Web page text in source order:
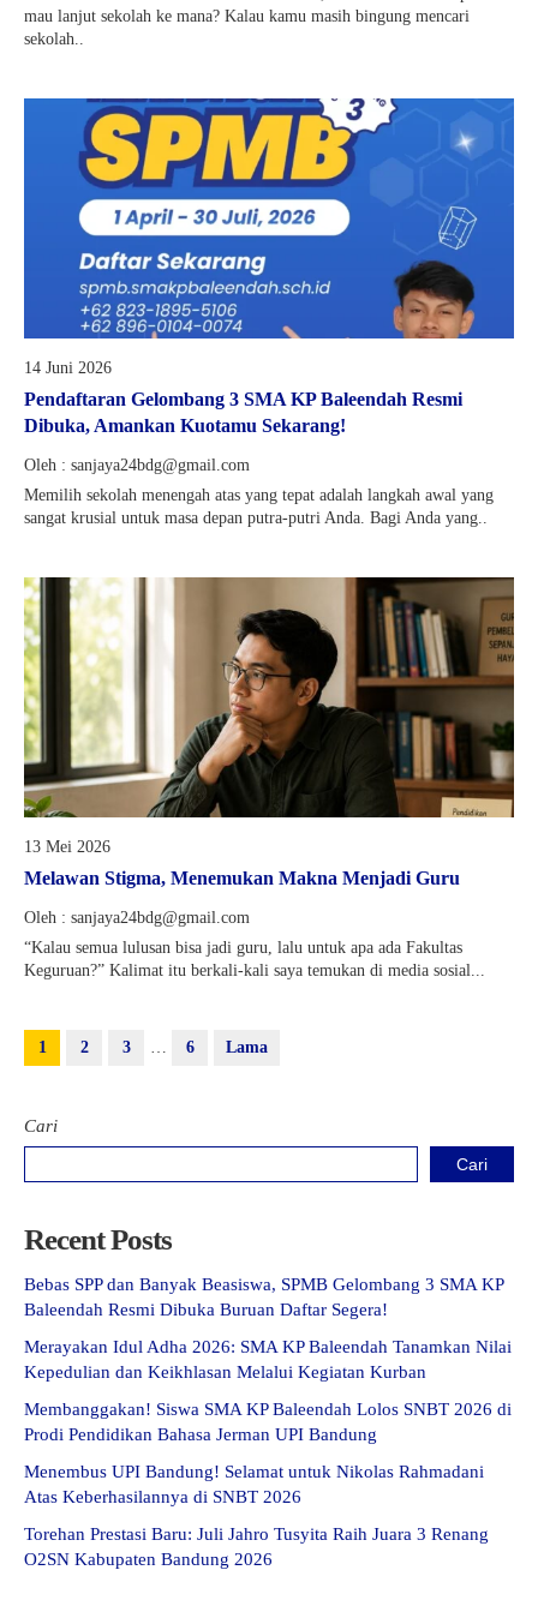
mau lanjut sekolah ke mana? Kalau kamu masih bingung mencari
sekolah..
14 Juni 2026
Pendaftaran Gelombang 3 SMA KP Baleendah Resmi
Dibuka, Amankan Kuotamu Sekarang!
Oleh : sanjaya24bdg@gmail.com
Memilih sekolah menengah atas yang tepat adalah langkah awal yang
sangat krusial untuk masa depan putra-putri Anda. Bagi Anda yang..
13 Mei 2026
Melawan Stigma, Menemukan Makna Menjadi Guru
Oleh : sanjaya24bdg@gmail.com
“Kalau semua lulusan bisa jadi guru, lalu untuk apa ada Fakultas
Keguruan?” Kalimat itu berkali-kali saya temukan di media sosial...
1 2 3 … 6 Lama
Cari
Cari
Recent Posts
Bebas SPP dan Banyak Beasiswa, SPMB Gelombang 3 SMA KP
Baleendah Resmi Dibuka Buruan Daftar Segera!
Merayakan Idul Adha 2026: SMA KP Baleendah Tanamkan Nilai
Kepedulian dan Keikhlasan Melalui Kegiatan Kurban
Membanggakan! Siswa SMA KP Baleendah Lolos SNBT 2026 di
Prodi Pendidikan Bahasa Jerman UPI Bandung
Menembus UPI Bandung! Selamat untuk Nikolas Rahmadani
Atas Keberhasilannya di SNBT 2026
Torehan Prestasi Baru: Juli Jahro Tusyita Raih Juara 3 Renang
O2SN Kabupaten Bandung 2026